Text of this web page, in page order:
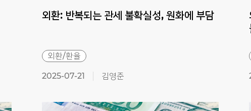
외환: 반복되는 관세 불확실성, 원화에 부담
외환/환율
2025-07-21 김영준